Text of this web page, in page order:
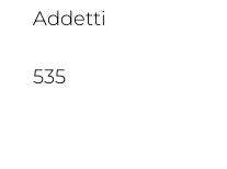
Addetti
535